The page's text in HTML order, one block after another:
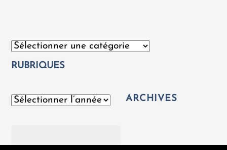
Catégories
RUBRIQUES
Archives ARCHIVES